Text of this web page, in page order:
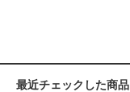
最近チェックした商品